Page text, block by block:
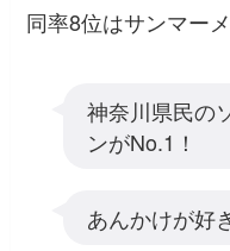
同率8位はサンマー
神奈川県民の
ンがNo.1！
あんかけが好